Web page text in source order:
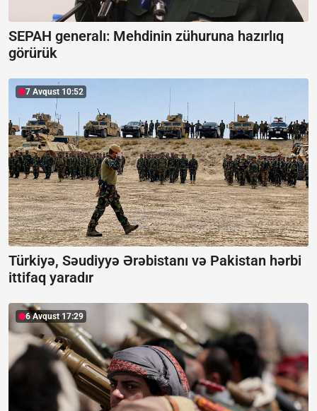
SEPAH generalı: Mehdinin zühuruna hazırlıq
görürük
7 Avqust 10:52
Türkiyə, Səudiyyə Ərəbistanı və Pakistan hərbi
ittifaq yaradır
6 Avqust 17:29